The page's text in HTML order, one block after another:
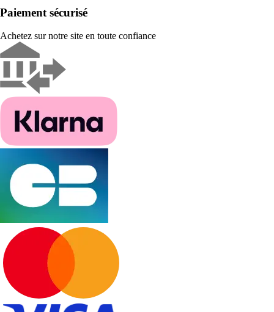
Paiement sécurisé
Achetez sur notre site en toute confiance